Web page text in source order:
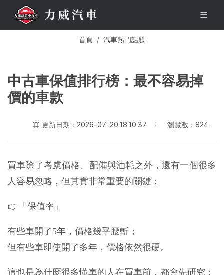
首頁 汽車熱門話題
中古車保值排行榜：最不容易掉
價的車款
更新日期：2026-07-20 18:10:37 瀏覽數：824
買車除了考慮價格、配備與油耗之外，還有一個很多
人容易忽略，但其實非常重要的關鍵：
👉「保值率」
有些車開了5年，價格幾乎腰斬；
但有些車即使開了多年，價格依然很硬。
這也是為什麼很多懂車的人在買車前，都會先研究：